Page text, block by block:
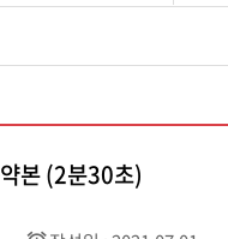
본 (2분30초)